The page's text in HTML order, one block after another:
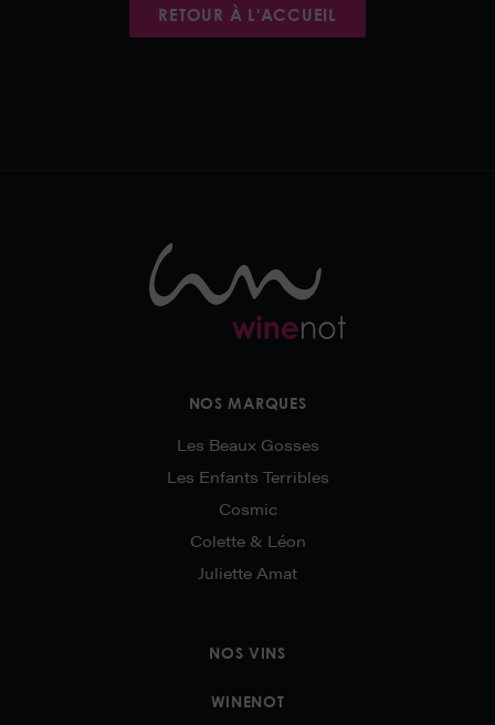
RETOUR À L'ACCUEIL
NOS MARQUES
Les Beaux Gosses
Les Enfants Terribles
Cosmic
Colette & Léon
Juliette Amat
NOS VINS
WINENOT